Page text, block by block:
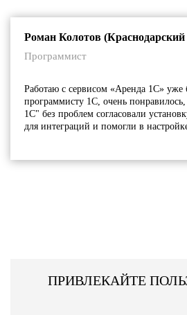
Роман Колотов
Программист
Работаю с сервисом «Аренда 1С» уже
программисту 1С, очень
1С" без проблем согласовали
для интеграций и помогли в
ПРИВЛЕКАЙТЕ